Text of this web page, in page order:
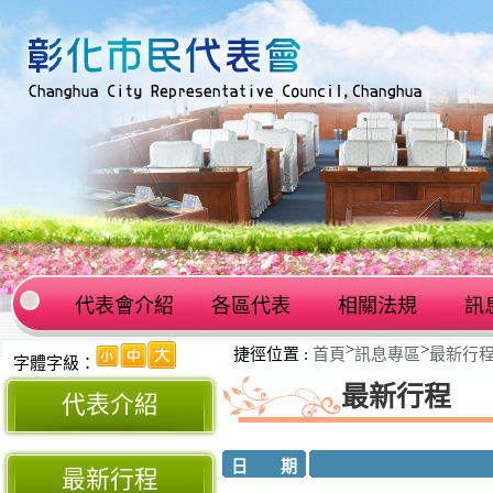
代表會介紹 各區代表 相關法規 訊
字體字級：
代表介紹
最新行程
捷徑位置 : 首頁>訊息專區>最新行
最新行程
日 期